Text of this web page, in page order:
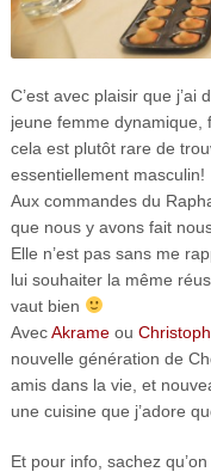
C’est avec plaisir que
jeune femme
cela est plutôt rare de
essentiellement masculin!
Aux commandes du
que nous y avons fait
Elle n’est pas sans me
lui souhaiter la même
vaut bien
AvecAkrameou
nouvelle génération de
amis dans la vie, et
une cuisine que j’adore
Et pour info, sachez